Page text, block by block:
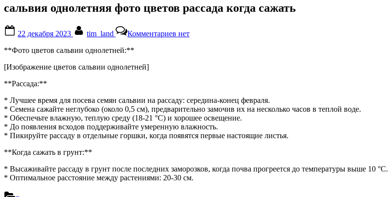
сальвия однолетняя фото цветов рассада когда сажать
on
22 декабря 2023 tim_land Комментариевзаписи
сажать
нет
**Фото цветов сальвии однолетней:**
[Изображение цветов сальвии однолетней]
**Рассада:**
* Лучшее время для посева семян сальвии на рассаду: середина-конец февраля.
* Семена сажайте неглубоко (около 0,5 см), предварительно замочив их на несколько часов в теплой воде.
* Обеспечьте влажную, теплую среду (18-21 °C) и хорошее освещение.
* До появления всходов поддерживайте умеренную влажность.
* Пикируйте рассаду в отдельные горшки, когда появятся первые настоящие листья.
**Когда сажать в грунт:**
* Высаживайте рассаду в грунт после последних заморозков, когда почва прогреется до температуры выше 10 °C.
* Оптимальное расстояние между растениями: 20-30 см.